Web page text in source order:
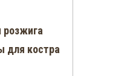
розжига
для костра